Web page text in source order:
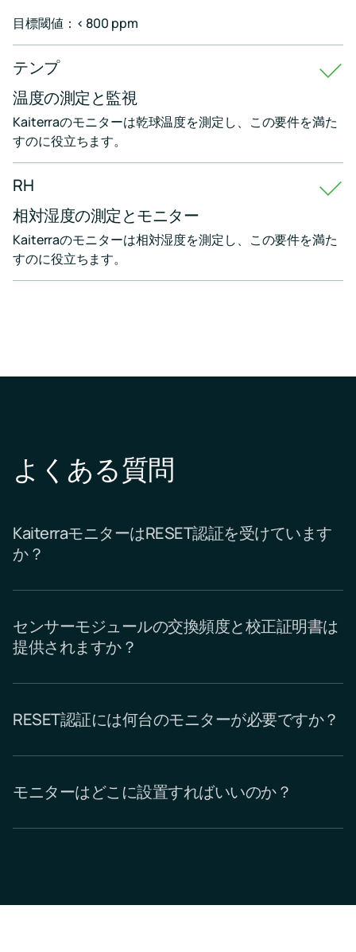
と
ン
デ
マ
ン
ド
配
信
イ
ベ
目標閾値：< 800 ppm
テンプ
温度の測定と監視
Kaiterraのモニターは乾球温度を測定し、この要件を満た
すのに役立ちます。
RH
相対湿度の測定とモニター
Kaiterraのモニターは相対湿度を測定し、この要件を満た
すのに役立ちます。
よくある質問
KaiterraモニターはRESET認証を受けています
か？
センサーモジュールの交換頻度と校正証明書は
提供されますか？
RESET認証には何台のモニターが必要ですか？
モニターはどこに設置すればいいのか？